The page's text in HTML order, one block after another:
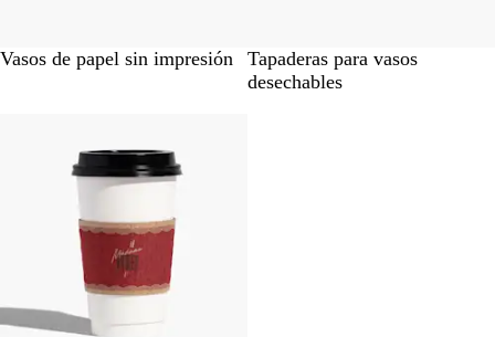
Vasos de papel sin impresión
Tapaderas para vasos
desechables